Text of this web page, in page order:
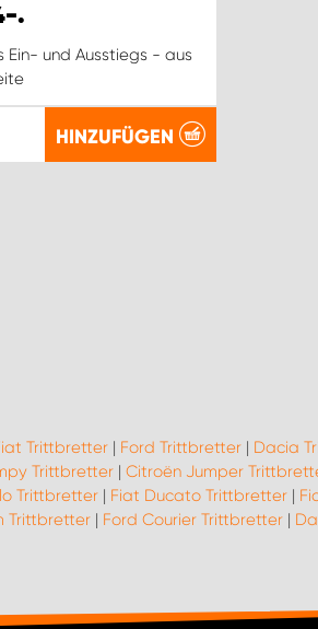
.
Ein- und Ausstiegs - aus
HINZUFÜGEN
Trittbretter| Ford Trittbretter| Dacia
Trittbretter | Citroën Jumper
Trittbretter| Fiat Ducato Trittbretter|
Trittbretter | Ford Courier Trittbretter |